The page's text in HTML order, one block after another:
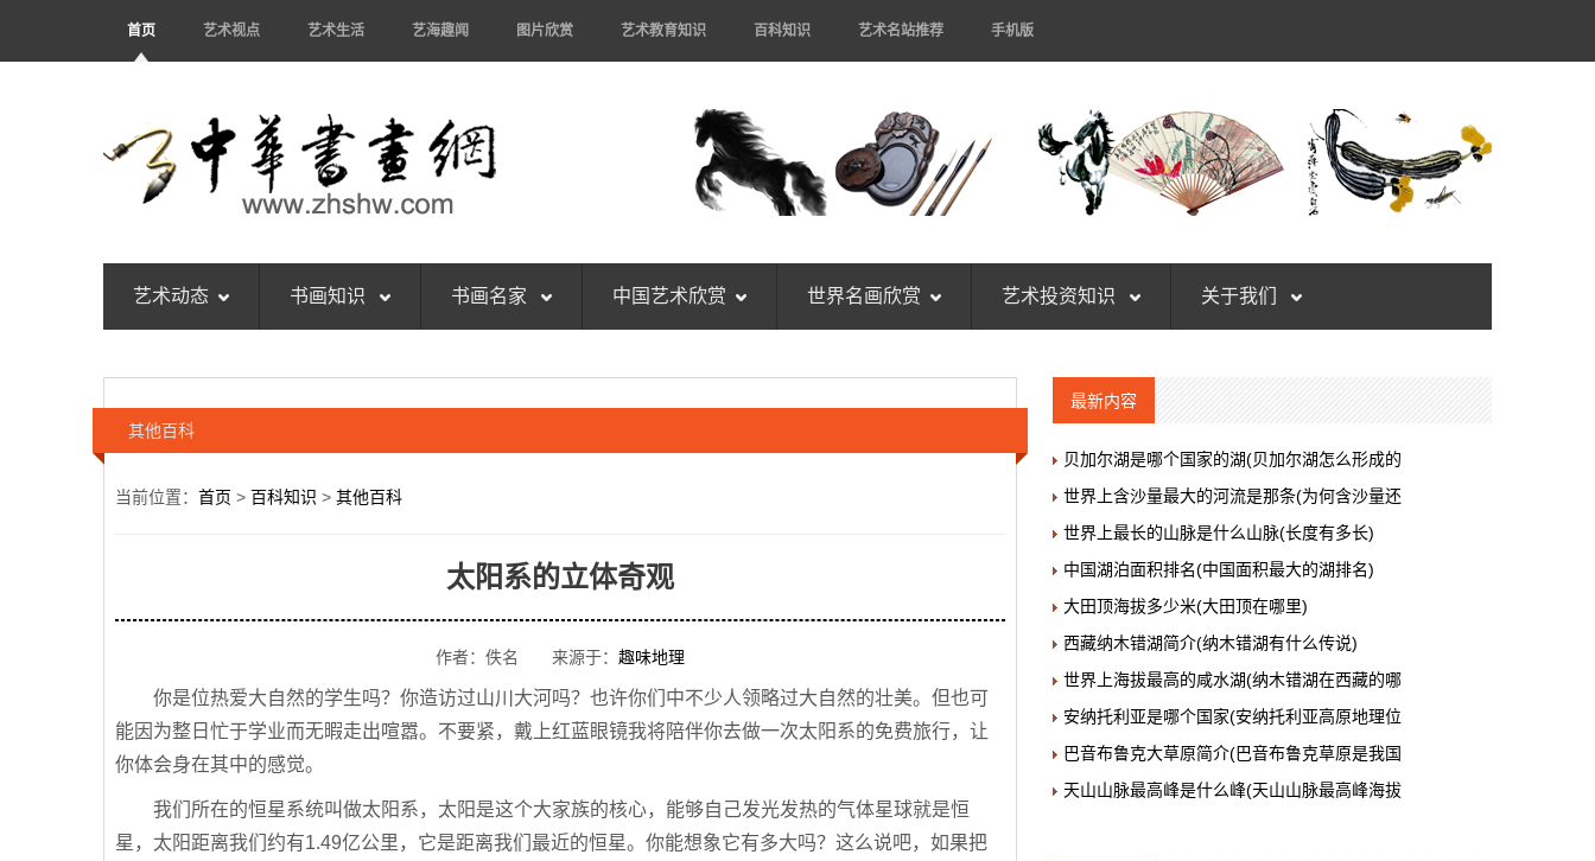
首页 艺术视点 艺术生活 艺海趣闻 图片欣赏 艺术教育知识 百科知识 艺术名站推荐 手机版
艺术动态 书画知识 书画名家 中国艺术欣赏 世界名画欣赏 艺术投资知识 关于我们
其他百科
当前位置： 首页 > 百科知识 > 其他百科
太阳系的立体奇观
作者：佚名 来源于： 趣味地理
你是位热爱大自然的学生吗？你造访过山川大河吗？也许你们中不少人领略过大自然的壮美。但也可
能因为整日忙于学业而无暇走出喧嚣。不要紧，戴上红蓝眼镜我将陪伴你去做一次太阳系的免费旅行，让
你体会身在其中的感觉。
我们所在的恒星系统叫做太阳系，太阳是这个大家族的核心，能够自己发光发热的气体星球就是恒
星，太阳距离我们约有1.49亿公里，它是距离我们最近的恒星。你能想象它有多大吗？这么说吧，如果把
最新内容
贝加尔湖是哪个国家的湖(贝加尔湖怎么形成的
世界上含沙量最大的河流是那条(为何含沙量还
世界上最长的山脉是什么山脉(长度有多长)
中国湖泊面积排名(中国面积最大的湖排名)
大田顶海拔多少米(大田顶在哪里)
西藏纳木错湖简介(纳木错湖有什么传说)
世界上海拔最高的咸水湖(纳木错湖在西藏的哪
安纳托利亚是哪个国家(安纳托利亚高原地理位
巴音布鲁克大草原简介(巴音布鲁克草原是我国
天山山脉最高峰是什么峰(天山山脉最高峰海拔